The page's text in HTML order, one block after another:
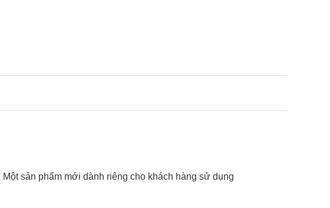
sản phẩm mới dành riêng cho khách hàng sử dụng